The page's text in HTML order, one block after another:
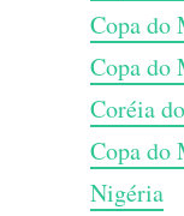
Copa do
Copa do
Coréia
Copa do
Nigéria